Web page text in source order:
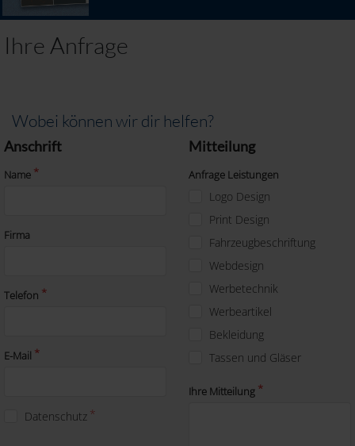
Ihre Anfrage
Wobei können wir dir helfen?
Anschrift
Name
Firma
Telefon
E-Mail
Datenschutz
Mitteilung
Anfrage Leistungen
Logo Design
Print Design
Fahrzeugbeschriftung
Webdesign
Werbetechnik
Werbeartikel
Bekleidung
Tassen und Gläser
Ihre Mitteilung